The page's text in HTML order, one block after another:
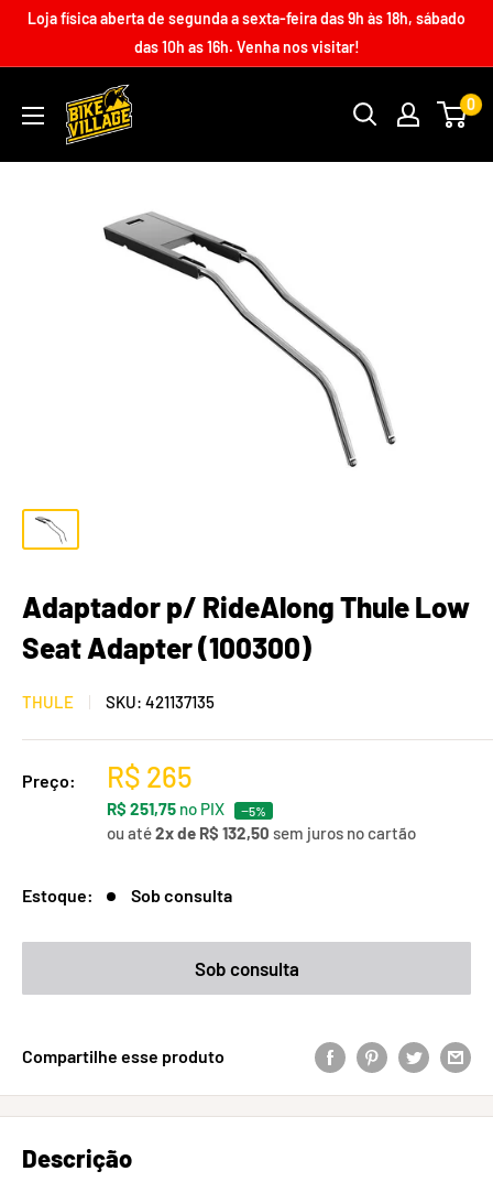
Loja física aberta de segunda a sexta-feira das 9h às 18h, sábado
das 10h as 16h. Venha nos visitar!
0
Adaptador p/ RideAlong Thule Low
Seat Adapter (100300)
THULE SKU: 421137135
Preço: R$ 265
R$ 251,75 no PIX −5%
ou até2x de R$ 132,50 sem juros no cartão
Estoque: Sob consulta
Sob consulta
Compartilhe esse produto
Descrição